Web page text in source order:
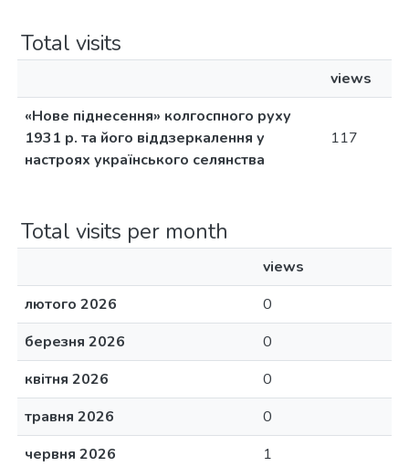
Total visits
views
«Нове піднесення» колгоспного руху
1931 р. та його віддзеркалення у
настроях українського селянства
117
Total visits per month
views
лютого 2026
0
березня 2026
0
квітня 2026
0
травня 2026
0
червня 2026
1